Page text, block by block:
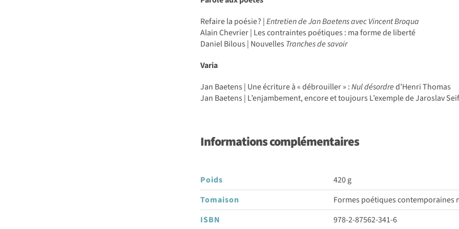
Refaire la poésie ? |Entretien de Jan Baetens avec Vincent Broqua
Alain Chevrier | Les contraintes poétiques : ma forme de liberté
Daniel Bilous | Nouvelles Tranches de savoir
Varia
Jan Baetens | Une écriture à « débrouiller » :Nul désordred’Henri Thomas
Jan Baetens | L’enjambement, encore et toujours L’exemple de Jaroslav
Informations complémentaires
Poids
420 g
Tomaison
Formes poétiques contemporaines
ISBN
978-2-87562-341-6